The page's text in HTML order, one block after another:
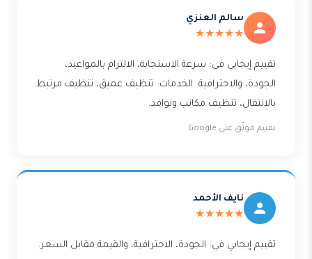
سالم العنزي
★★★★★
تقييم إيجابي في: سرعة الاستجابة، الالتزام بالمواعيد،
الجودة، والاحترافية. الخدمات: تنظيف عميق، تنظيف مرتبط
بالانتقال، تنظيف مكاتب ونوافذ.
تقييم موثّق على Google
نايف الأحمد
★★★★★
تقييم إيجابي في: الجودة، الاحترافية، والقيمة مقابل السعر.